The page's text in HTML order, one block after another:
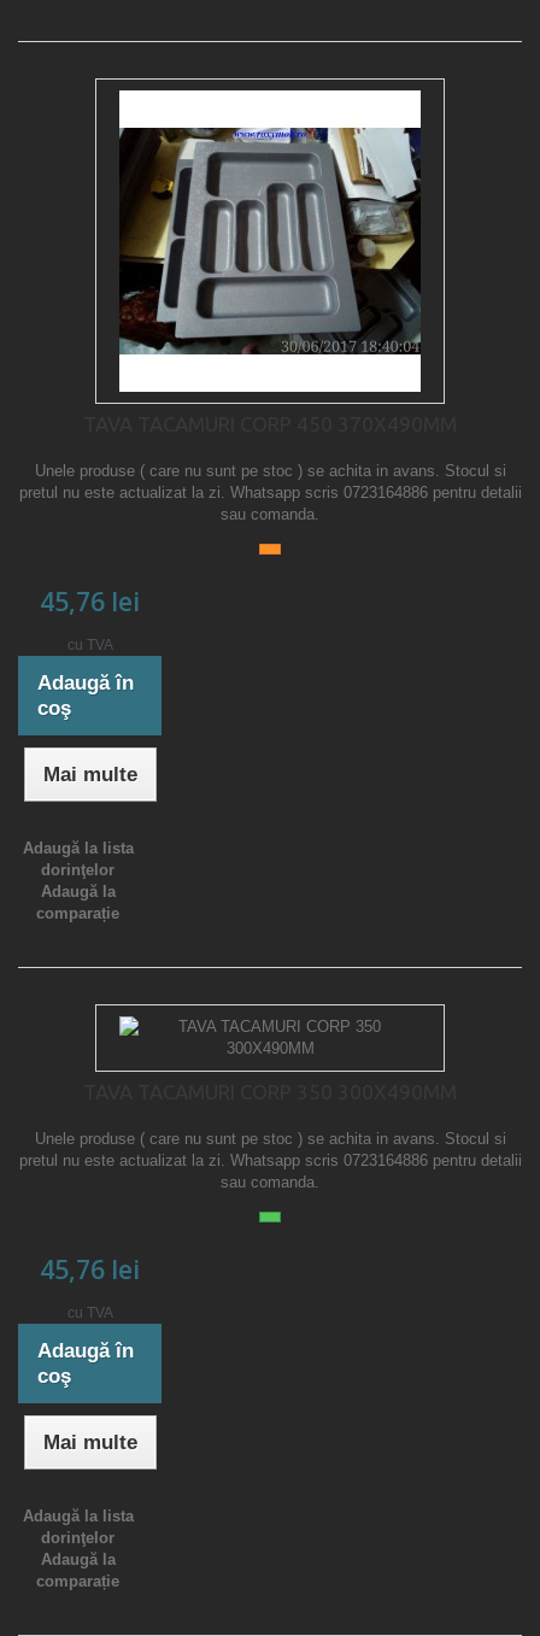
Unele produse ( care nu sunt pe stoc ) se achita in avans. Stocul si
pretul nu este actualizat la zi. Whatsapp scris 0723164886 pentru detalii
sau comanda.
45,76 lei
cu TVA
Adaugă în
coş
Mai multe
Adaugă la lista
dorinţelor
Adaugă la
comparație
Unele produse ( care nu sunt pe stoc ) se achita in avans. Stocul si
pretul nu este actualizat la zi. Whatsapp scris 0723164886 pentru detalii
sau comanda.
45,76 lei
cu TVA
Adaugă în
coş
Mai multe
Adaugă la lista
dorinţelor
Adaugă la
comparație